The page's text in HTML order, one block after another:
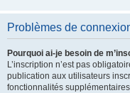
Problèmes de
Pourquoi ai-je besoin de
L’inscription n’est pas
publication aux utilisateurs
fonctionnalités